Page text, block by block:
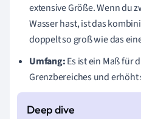
extensive Größe. Wenn du
Wasser hast, ist das
doppelt so groß wie das
Umfang:Es ist ein Maß für
Grenzbereiches und